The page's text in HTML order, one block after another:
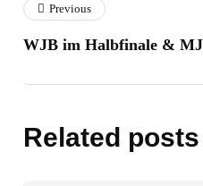
Previous
WJB im Halbfinale &
Related posts